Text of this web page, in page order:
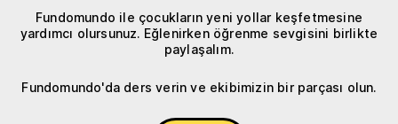
Fundomundo ile çocukların yeni yollar keşfetmesine
yardımcı olursunuz. Eğlenirken öğrenme sevgisini birlikte
paylaşalım.
Fundomundo'da ders verin ve ekibimizin bir parçası olun.